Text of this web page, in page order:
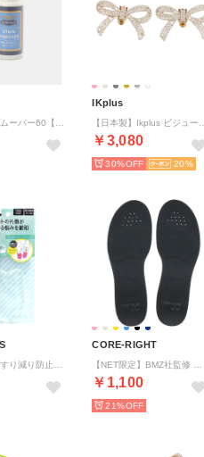
IKplus
￥3,080
30% 20
CORE-RIGHT
￥1,100
21%